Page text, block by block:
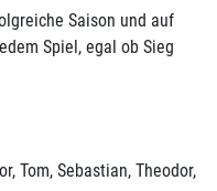
Saison und auf
Spiel, egal ob Sieg
Tom, Sebastian, Theodor,